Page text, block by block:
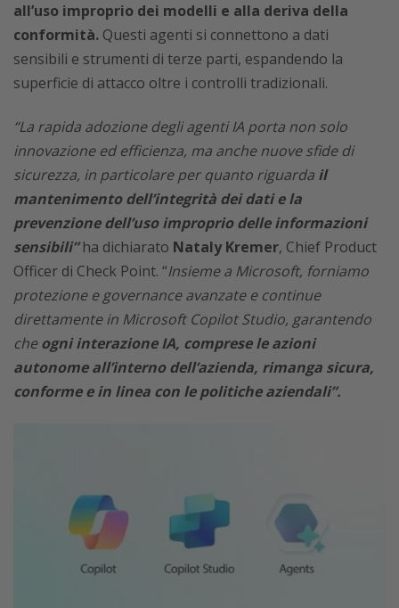
all’uso improprio dei modelli e alla deriva della
conformità. Questi agenti si connettono a dati
sensibili e strumenti di terze parti, espandendo la
superficie di attacco oltre i controlli tradizionali.
“La rapida adozione degli agenti IA porta non solo
innovazione ed efficienza, ma anche nuove sfide di
sicurezza, in particolare per quanto riguarda il
mantenimento dell’integrità dei dati e la
prevenzione dell’uso improprio delle informazioni
sensibili”ha dichiarato Nataly Kremer, Chief Product
Officer di Check Point. “Insieme a Microsoft, forniamo
protezione e governance avanzate e continue
direttamente in Microsoft Copilot Studio, garantendo
cheogni interazione IA, comprese le azioni
autonome all’interno dell’azienda, rimanga sicura,
conforme e in linea con le politiche aziendali”.